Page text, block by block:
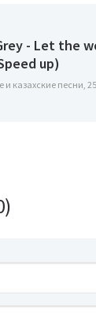
- Let the
up)
и казахские песни,